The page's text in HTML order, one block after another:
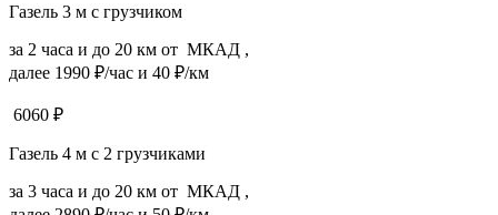
Газель 3 м с грузчиком
за 2 часа и до 20 км от МКАД ,
далее 1990 ₽/час и 40 ₽/км
6060 ₽
Газель 4 м с 2 грузчиками
за 3 часа и до 20 км от МКАД ,